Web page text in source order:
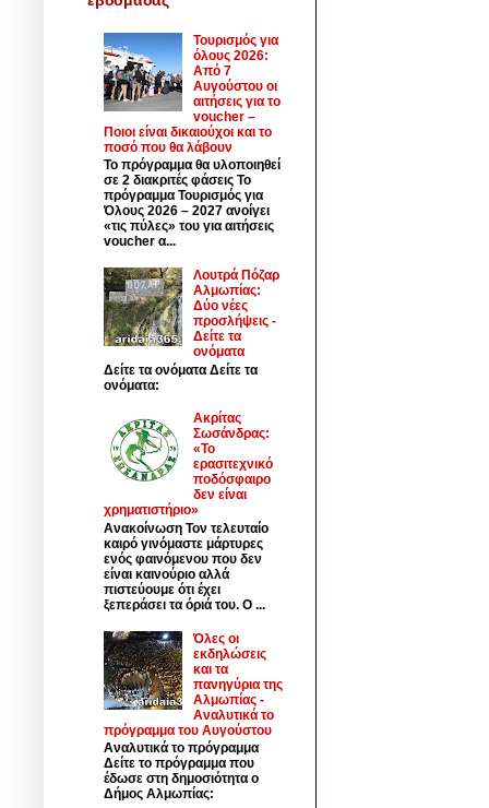
Τουρισμός για
όλους 2026:
Από 7
Αυγούστου οι
αιτήσεις για το
voucher –
Ποιοι είναι δικαιούχοι και το
ποσό που θα λάβουν
Το πρόγραμμα θα υλοποιηθεί
σε 2 διακριτές φάσεις Το
πρόγραμμα Τουρισμός για
Όλους 2026 – 2027 ανοίγει
«τις πύλες» του για αιτήσεις
voucher α...
Λουτρά Πόζαρ
Αλμωπίας:
Δύο νέες
προσλήψεις -
Δείτε τα
ονόματα
Δείτε τα ονόματα Δείτε τα
ονόματα:
Ακρίτας
Σωσάνδρας:
«Το
ερασιτεχνικό
ποδόσφαιρο
δεν είναι
χρηματιστήριο»
Ανακοίνωση Τον τελευταίο
καιρό γινόμαστε μάρτυρες
ενός φαινόμενου που δεν
είναι καινούριο αλλά
πιστεύουμε ότι έχει
ξεπεράσει τα όριά του. Ο ...
Όλες οι
εκδηλώσεις
και τα
πανηγύρια της
Αλμωπίας -
Αναλυτικά το
πρόγραμμα του Αυγούστου
Αναλυτικά το πρόγραμμα
Δείτε το πρόγραμμα που
έδωσε στη δημοσιότητα ο
Δήμος Αλμωπίας: